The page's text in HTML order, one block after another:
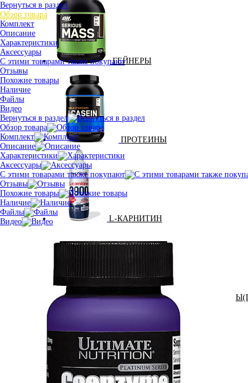
ГЕЙНЕРЫ
ПРОТЕИНЫ
L-КАРНИТИН
АНАБОЛИЧЕСКИЕ
АКСЕССУАРЫ
Вернуться в раздел
Обзор товара
Комплект
Описание
Характеристики
Аксессуары
С этими товарами также покупают
Отзывы
Похожие товары
Наличие
Файлы
Видео
Вернуться в раздел
Обзор товара
Комплект
Описание
Характеристики
Аксессуары
С этими товарами также покупают
Отзывы
Похожие товары
Наличие
Файлы
Видео